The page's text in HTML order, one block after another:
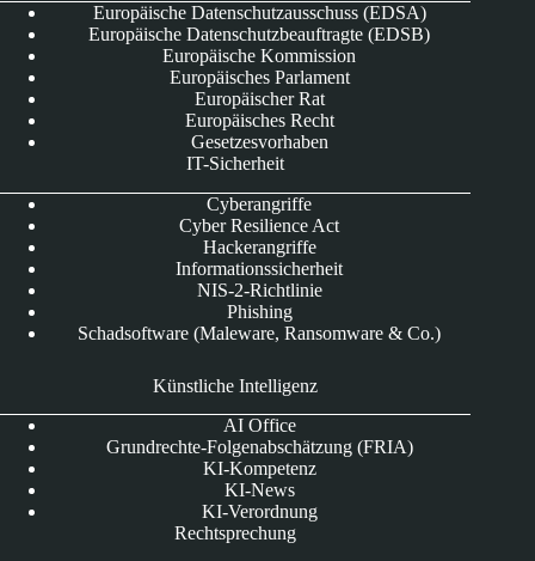
Europäische Datenschutzausschuss (EDSA)
Europäische Datenschutzbeauftragte (EDSB)
Europäische Kommission
Europäisches Parlament
Europäischer Rat
Europäisches Recht
Gesetzesvorhaben
IT-Sicherheit
Cyberangriffe
Cyber Resilience Act
Hackerangriffe
Informationssicherheit
NIS-2-Richtlinie
Phishing
Schadsoftware (Maleware, Ransomware & Co.)
Künstliche Intelligenz
AI Office
Grundrechte-Folgenabschätzung (FRIA)
KI-Kompetenz
KI-News
KI-Verordnung
Rechtsprechung